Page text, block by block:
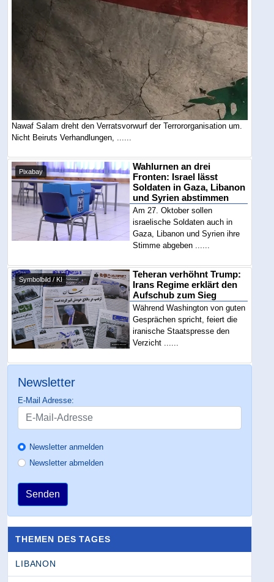
Nawaf Salam dreht den Verratsvorwurf der Terrororganisation um.
Nicht Beiruts Verhandlungen, ......
Pixabay
Wahlurnen an drei
Fronten: Israel lässt
Soldaten in Gaza, Libanon
und Syrien abstimmen
Am 27. Oktober sollen
israelische Soldaten auch in
Gaza, Libanon und Syrien ihre
Stimme abgeben ......
Symbolbild / KI
Teheran verhöhnt Trump:
Irans Regime erklärt den
Aufschub zum Sieg
Während Washington von guten
Gesprächen spricht, feiert die
iranische Staatspresse den
Verzicht ......
Newsletter
E-Mail Adresse:
Newsletter anmelden
Newsletter abmelden
Senden
THEMEN DES TAGES
LIBANON